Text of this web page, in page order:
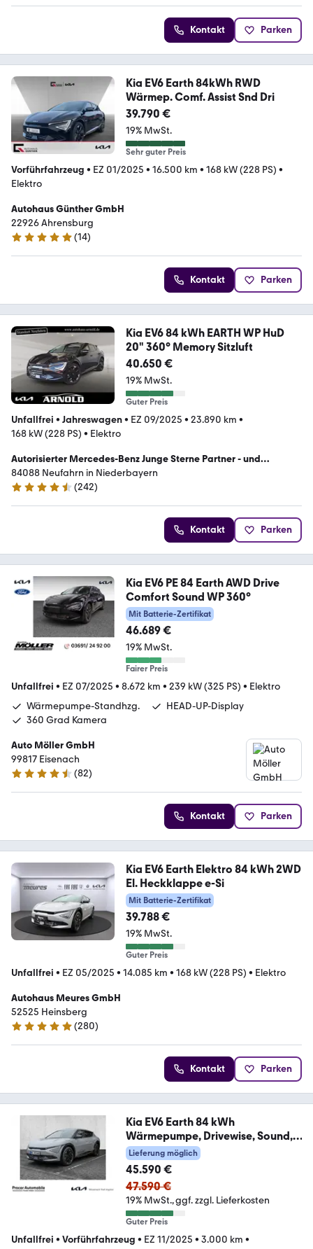
Kontakt Parken
Kia EV6 Earth 84kWh RWD
Wärmep. Comf. Assist Snd Dri
39.790 €
19% MwSt.
Sehr guter Preis
Vorführfahrzeug • EZ 01/2025 • 16.500 km • 168 kW (228 PS) •
Elektro
Autohaus Günther GmbH
22926 Ahrensburg
5 Sterne
(14)
Kontakt Parken
Kia EV6 84 kWh EARTH WP HuD
20" 360° Memory Sitzluft
40.650 €
19% MwSt.
Guter Preis
Unfallfrei • Jahreswagen• EZ 09/2025 • 23.890 km •
168 kW (228 PS) • Elektro
Autorisierter Mercedes-Benz Junge Sterne Partner - und
Servicepartner der Kia Deutschland GmbH
84088 Neufahrn in Niederbayern
4.6 Sterne
(242)
Kontakt Parken
Kia EV6 PE 84 Earth AWD Drive
Comfort Sound WP 360°
Mit Batterie-Zertifikat
46.689 €
19% MwSt.
Fairer Preis
Unfallfrei • EZ 07/2025 • 8.672 km • 239 kW (325 PS) • Elektro
Wärmepumpe-Standhzg.
HEAD-UP-Display
360 Grad Kamera
Auto Möller GmbH
99817 Eisenach
4.7 Sterne
(82)
Kontakt Parken
Kia EV6 Earth Elektro 84 kWh 2WD
El. Heckklappe e-Si
Mit Batterie-Zertifikat
39.788 €
19% MwSt.
Guter Preis
Unfallfrei • EZ 05/2025 • 14.085 km • 168 kW (228 PS) • Elektro
Autohaus Meures GmbH
52525 Heinsberg
4.8 Sterne
(280)
Kontakt Parken
Kia EV6 Earth 84 kWh
Wärmepumpe, Drivewise, Sound,
CLieferung möglich
45.590 €
47.590 €
19% MwSt. ggf. zzgl. Lieferkosten
Guter Preis
Unfallfrei • Vorführfahrzeug • EZ 11/2025 • 3.000 km •